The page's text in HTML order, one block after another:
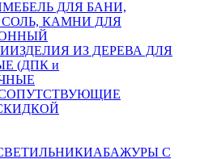
МЕБЕЛЬ ДЛЯ БАНИ,
КАМНИ ДЛЯ
ИЗДЕЛИЯ ИЗ ДЕРЕВА ДЛЯ
(ДПК и
АБАЖУРЫ С